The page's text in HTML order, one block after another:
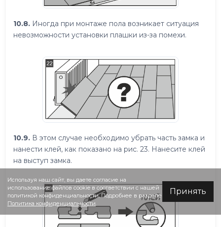
10.8. Иногда при монтаже пола возникает ситуация
невозможности установки плашки из-за помехи.
10.9. В этом случае необходимо убрать часть замка и
нанести клей, как показано на рис. 23. Нанесите клей
на выступ замка.
Используя наш сайт, вы даете согласие на
использование файлов cookie в соответствии с нашей
политикой конфиденциальности. Подробнее в разделе
Политика конфиденциальности.
Принять